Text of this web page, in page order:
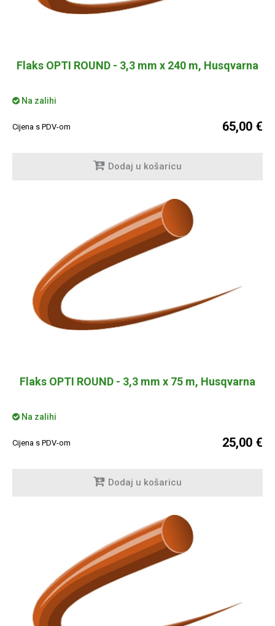
Flaks OPTI ROUND - 3,3 mm x 240 m, Husqvarna
Na zalihi
Cijena s PDV-om 65,00 €
Dodaj u košaricu
Flaks OPTI ROUND - 3,3 mm x 75 m, Husqvarna
Na zalihi
Cijena s PDV-om 25,00 €
Dodaj u košaricu